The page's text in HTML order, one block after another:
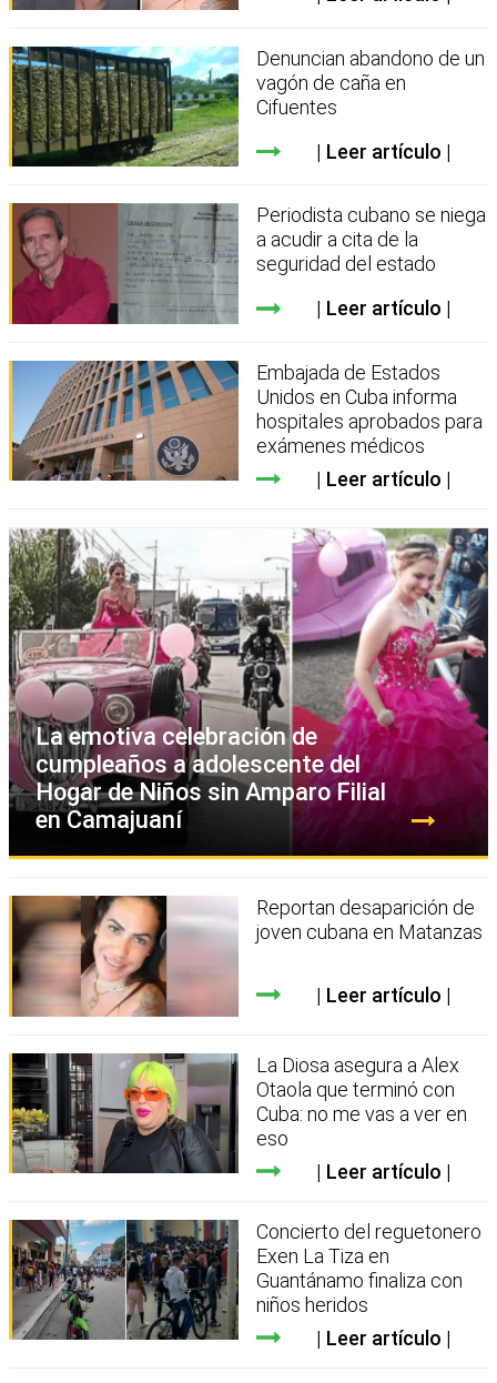
Denuncian abandono de un
vagón de caña en
Cifuentes
Leer artículo
Periodista cubano se niega
a acudir a cita de la
seguridad del estado
Leer artículo
Embajada de Estados
Unidos en Cuba informa
hospitales aprobados para
exámenes médicos
Leer artículo
La emotiva celebración de
cumpleaños a adolescente del
Hogar de Niños sin Amparo Filial
en Camajuaní
Reportan desaparición de
joven cubana en Matanzas
Leer artículo
La Diosa asegura a Alex
Otaola que terminó con
Cuba: no me vas a ver en
eso
Leer artículo
Concierto del reguetonero
Exen La Tiza en
Guantánamo finaliza con
niños heridos
Leer artículo